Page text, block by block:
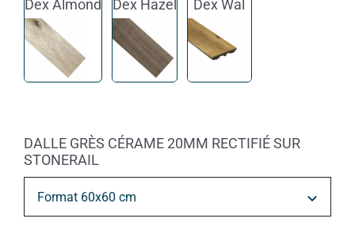
Dex Almond
Dex Hazel Dex Wal
DALLE GRÈS CÉRAME 20MM RECTIFIÉ SUR
STONERAIL